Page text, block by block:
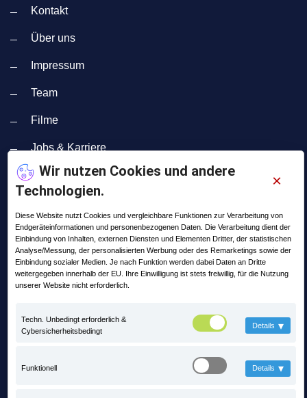
Wir nutzen Cookies und andere
Technologien.
×
Diese Website nutzt Cookies und vergleichbare Funktionen zur Verarbeitung von
Endgeräteinformationen und personenbezogenen Daten. Die Verarbeitung dient der
Einbindung von Inhalten, externen Diensten und Elementen Dritter, der statistischen
Analyse/Messung, der personalisierten Werbung oder des Remarketings sowie der
Einbindung sozialer Medien. Je nach Funktion werden dabei Daten an Dritte
weitergegeben innerhalb der EU. Ihre Einwilligung ist stets freiwillig, für die Nutzung
unserer Website nicht erforderlich.
Techn. Unbedingt erforderlich &
Cybersicherheitsbedingt
Details ▾
Funktionell Details ▾
Kontakt
Über uns
Impressum
Team
Filme
Jobs & Karriere
Unternehmen Info
Adresse:
Lange Straße 35
99869 Pferdingsleben
Telefon:
Email: